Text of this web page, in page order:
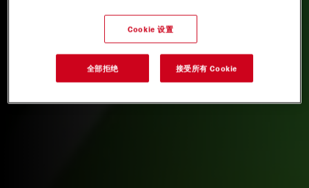
Cookie 设置
全部拒绝 接受所有 Cookie